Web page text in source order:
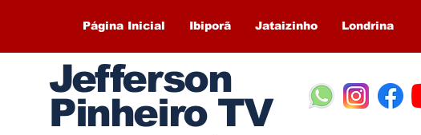
Página Inicial Ibiporã Jataizinho Londrina
Jefferson
Pinheiro TV